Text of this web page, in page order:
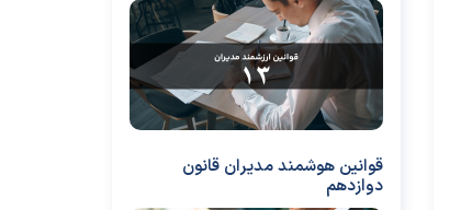
قوانین هوشمند مدیران قانون
دوازدهم